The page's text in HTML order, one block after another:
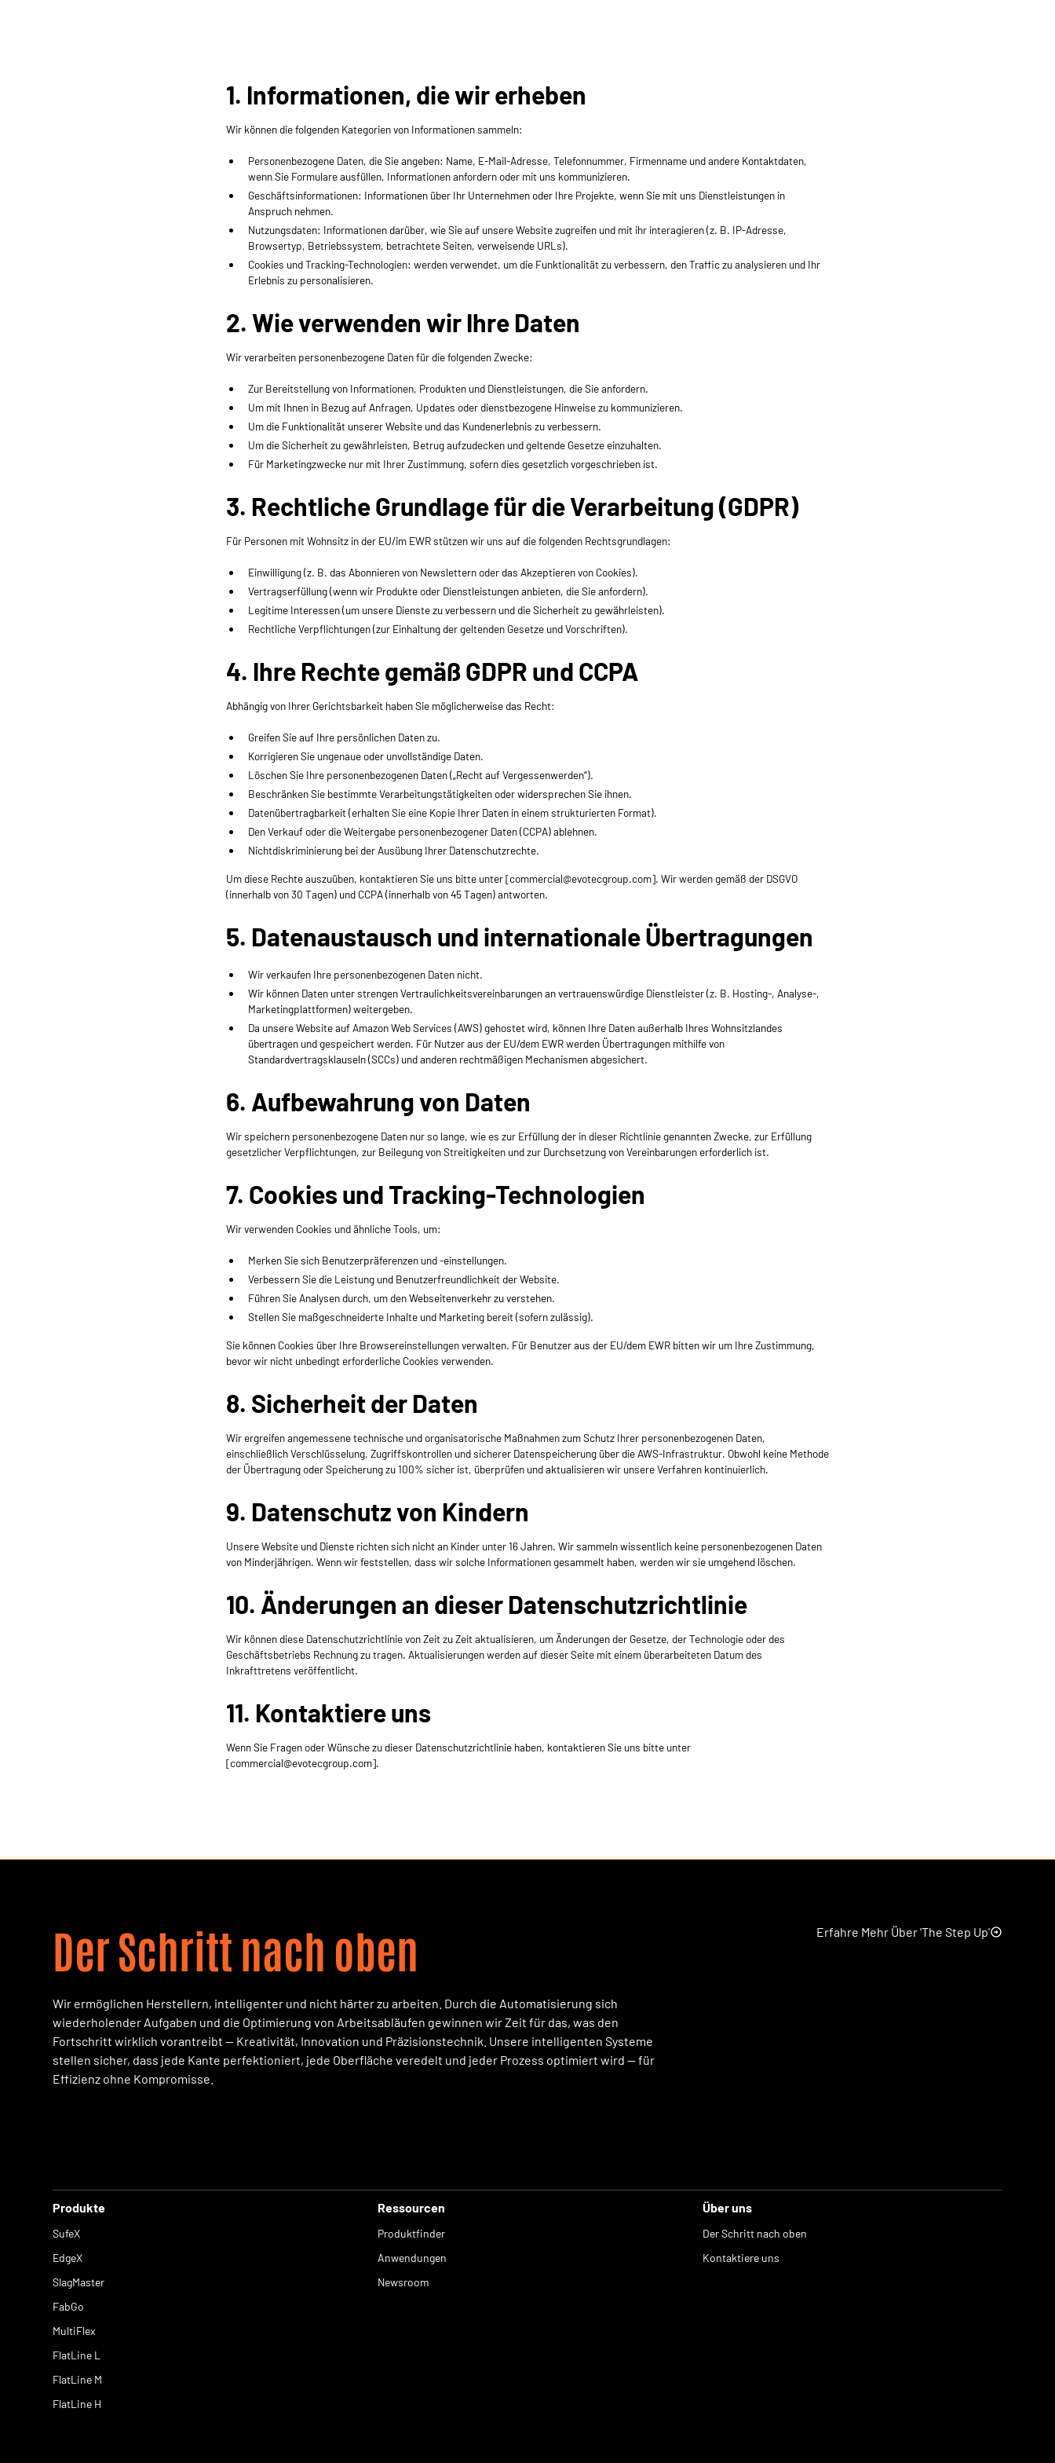
1. Informationen, die wir erheben
Wir können die folgenden Kategorien von Informationen sammeln:
Personenbezogene Daten, die Sie angeben: Name, E-Mail-Adresse, Telefonnummer, Firmenname und andere Kontaktdaten,
wenn Sie Formulare ausfüllen, Informationen anfordern oder mit uns kommunizieren.
Geschäftsinformationen: Informationen über Ihr Unternehmen oder Ihre Projekte, wenn Sie mit uns Dienstleistungen in
Anspruch nehmen.
Nutzungsdaten: Informationen darüber, wie Sie auf unsere Website zugreifen und mit ihr interagieren (z. B. IP-Adresse,
Browsertyp, Betriebssystem, betrachtete Seiten, verweisende URLs).
Cookies und Tracking-Technologien: werden verwendet, um die Funktionalität zu verbessern, den Traffic zu analysieren und Ihr
Erlebnis zu personalisieren.
2. Wie verwenden wir Ihre Daten
Wir verarbeiten personenbezogene Daten für die folgenden Zwecke:
Zur Bereitstellung von Informationen, Produkten und Dienstleistungen, die Sie anfordern.
Um mit Ihnen in Bezug auf Anfragen, Updates oder dienstbezogene Hinweise zu kommunizieren.
Um die Funktionalität unserer Website und das Kundenerlebnis zu verbessern.
Um die Sicherheit zu gewährleisten, Betrug aufzudecken und geltende Gesetze einzuhalten.
Für Marketingzwecke nur mit Ihrer Zustimmung, sofern dies gesetzlich vorgeschrieben ist.
3. Rechtliche Grundlage für die Verarbeitung (GDPR)
Für Personen mit Wohnsitz in der EU/im EWR stützen wir uns auf die folgenden Rechtsgrundlagen:
Einwilligung (z. B. das Abonnieren von Newslettern oder das Akzeptieren von Cookies).
Vertragserfüllung (wenn wir Produkte oder Dienstleistungen anbieten, die Sie anfordern).
Legitime Interessen (um unsere Dienste zu verbessern und die Sicherheit zu gewährleisten).
Rechtliche Verpflichtungen (zur Einhaltung der geltenden Gesetze und Vorschriften).
4. Ihre Rechte gemäß GDPR und CCPA
Abhängig von Ihrer Gerichtsbarkeit haben Sie möglicherweise das Recht:
Greifen Sie auf Ihre persönlichen Daten zu.
Korrigieren Sie ungenaue oder unvollständige Daten.
Löschen Sie Ihre personenbezogenen Daten („Recht auf Vergessenwerden“).
Beschränken Sie bestimmte Verarbeitungstätigkeiten oder widersprechen Sie ihnen.
Datenübertragbarkeit (erhalten Sie eine Kopie Ihrer Daten in einem strukturierten Format).
Den Verkauf oder die Weitergabe personenbezogener Daten (CCPA) ablehnen.
Nichtdiskriminierung bei der Ausübung Ihrer Datenschutzrechte.
Um diese Rechte auszuüben, kontaktieren Sie uns bitte unter [commercial@evotecgroup.com]. Wir werden gemäß der DSGVO
(innerhalb von 30 Tagen) und CCPA (innerhalb von 45 Tagen) antworten.
5. Datenaustausch und internationale Übertragungen
Wir verkaufen Ihre personenbezogenen Daten nicht.
Wir können Daten unter strengen Vertraulichkeitsvereinbarungen an vertrauenswürdige Dienstleister (z. B. Hosting-, Analyse-,
Marketingplattformen) weitergeben.
Da unsere Website auf Amazon Web Services (AWS) gehostet wird, können Ihre Daten außerhalb Ihres Wohnsitzlandes
übertragen und gespeichert werden. Für Nutzer aus der EU/dem EWR werden Übertragungen mithilfe von
Standardvertragsklauseln (SCCs) und anderen rechtmäßigen Mechanismen abgesichert.
6. Aufbewahrung von Daten
Wir speichern personenbezogene Daten nur so lange, wie es zur Erfüllung der in dieser Richtlinie genannten Zwecke, zur Erfüllung
gesetzlicher Verpflichtungen, zur Beilegung von Streitigkeiten und zur Durchsetzung von Vereinbarungen erforderlich ist.
7. Cookies und Tracking-Technologien
Wir verwenden Cookies und ähnliche Tools, um:
Merken Sie sich Benutzerpräferenzen und -einstellungen.
Verbessern Sie die Leistung und Benutzerfreundlichkeit der Website.
Führen Sie Analysen durch, um den Webseitenverkehr zu verstehen.
Stellen Sie maßgeschneiderte Inhalte und Marketing bereit (sofern zulässig).
Sie können Cookies über Ihre Browsereinstellungen verwalten. Für Benutzer aus der EU/dem EWR bitten wir um Ihre Zustimmung,
bevor wir nicht unbedingt erforderliche Cookies verwenden.
8. Sicherheit der Daten
Wir ergreifen angemessene technische und organisatorische Maßnahmen zum Schutz Ihrer personenbezogenen Daten,
einschließlich Verschlüsselung, Zugriffskontrollen und sicherer Datenspeicherung über die AWS-Infrastruktur. Obwohl keine Methode
der Übertragung oder Speicherung zu 100% sicher ist, überprüfen und aktualisieren wir unsere Verfahren kontinuierlich.
9. Datenschutz von Kindern
Unsere Website und Dienste richten sich nicht an Kinder unter 16 Jahren. Wir sammeln wissentlich keine personenbezogenen Daten
von Minderjährigen. Wenn wir feststellen, dass wir solche Informationen gesammelt haben, werden wir sie umgehend löschen.
10. Änderungen an dieser Datenschutzrichtlinie
Wir können diese Datenschutzrichtlinie von Zeit zu Zeit aktualisieren, um Änderungen der Gesetze, der Technologie oder des
Geschäftsbetriebs Rechnung zu tragen. Aktualisierungen werden auf dieser Seite mit einem überarbeiteten Datum des
Inkrafttretens veröffentlicht.
11. Kontaktiere uns
Wenn Sie Fragen oder Wünsche zu dieser Datenschutzrichtlinie haben, kontaktieren Sie uns bitte unter
[commercial@evotecgroup.com].
Der Schritt nach oben
Wir ermöglichen Herstellern, intelligenter und nicht härter zu arbeiten. Durch die Automatisierung sich
wiederholender Aufgaben und die Optimierung von Arbeitsabläufen gewinnen wir Zeit für das, was den
Fortschritt wirklich vorantreibt — Kreativität, Innovation und Präzisionstechnik. Unsere intelligenten Systeme
stellen sicher, dass jede Kante perfektioniert, jede Oberfläche veredelt und jeder Prozess optimiert wird — für
Effizienz ohne Kompromisse.
Erfahre Mehr Über 'The Step Up'
Produkte
SufeX
EdgeX
SlagMaster
FabGo
MultiFlex
FlatLine L
FlatLine M
FlatLine H
Ressourcen
Produktfinder
Anwendungen
Newsroom
Über uns
Der Schritt nach oben
Kontaktiere uns